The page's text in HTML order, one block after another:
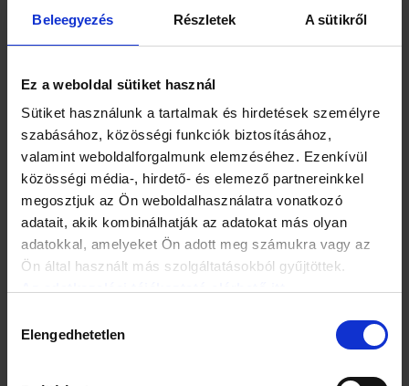
Beleegyezés Részletek A sütikről
Ez a weboldal sütiket használ
Sütiket használunk a tartalmak és hirdetések személyre
szabásához, közösségi funkciók biztosításához,
valamint weboldalforgalmunk elemzéséhez. Ezenkívül
közösségi média-, hirdető- és elemező partnereinkkel
megosztjuk az Ön weboldalhasználatra vonatkozó
adatait, akik kombinálhatják az adatokat más olyan
adatokkal, amelyeket Ön adott meg számukra vagy az
Ön által használt más szolgáltatásokból gyűjtöttek.
kiválasztása
Elengedhetetlen
étrenddel, és egy kis mozgással, hetente biztosan,
egészségesen és tartósan képesek leszünk egy kilót
Az egész életen át kitartó egészség egyik alapfeltétele a
gyermekkorú lányok több mint kétharmada semmiféle
sportot nem űz. Pedig az Országos Sportegészségügyi
könnyebbek. Testük zsíraránya tíz százalékkal kevesebb,